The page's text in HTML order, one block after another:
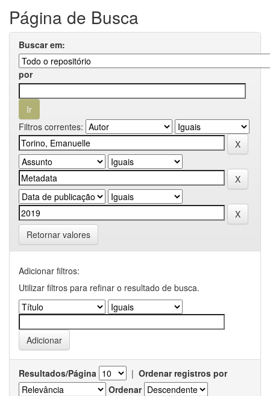
Página de Busca
Buscar em:
por
Filtros correntes:
Retornar valores
Adicionar filtros:
Utilizar filtros para refinar o resultado de busca.
Resultados/Página | Ordenar registros por
Ordenar